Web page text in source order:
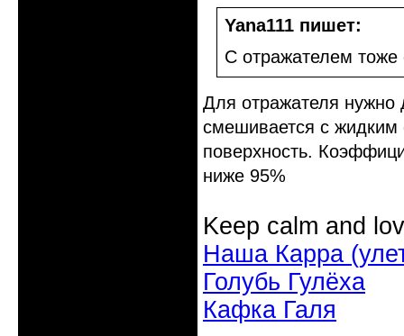
Yana111 пишет:
С отражателем тоже
Для отражателя нужно
смешивается с жидким
поверхность.
ниже 95%
Keep calm and
Наша Карра
Голубь Гулёха
Кафка Галя